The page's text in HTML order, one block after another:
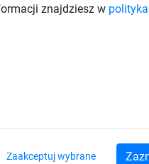
znajdziesz w
Zaakceptuj wybrane
mm, 4 x 25
4 x 25 m